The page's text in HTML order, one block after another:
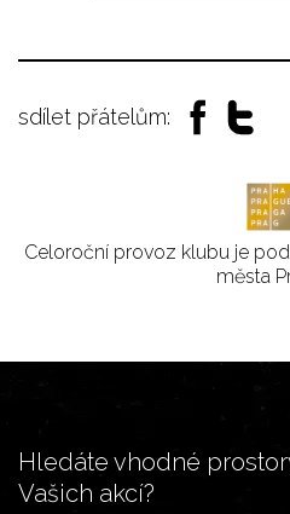
sdílet přátelům:
Celoroční provoz klubu je
města
Hledáte vhodné
Vašich akcí?